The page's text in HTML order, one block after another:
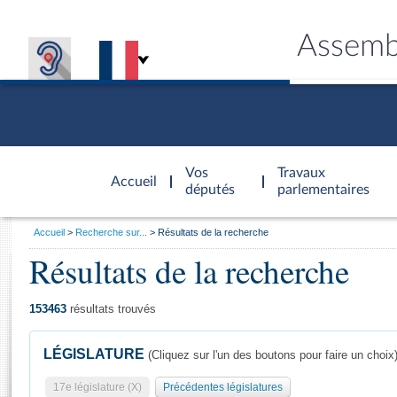
Accueil
d'accueil
Vos
députés
Travaux
parlementaires
Général
Vous
Accueil Recherche sur... Résultats de la recherche
Résultats de la recherche
153463 résultats trouvés
LÉGISLATURE (Cliquez sur l'un des boutons pour faire un choix)
17e législature (X) Précédentes législatures